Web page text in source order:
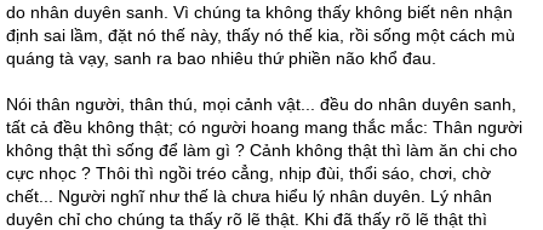
do nhân duyên sanh. Vì chúng ta không thấy không biết nên nhận
định sai lầm, đặt nó thế này, thấy nó thế kia, rồi sống một cách mù
quáng tà vạy, sanh ra bao nhiêu thứ phiền não khổ đau.
Nói thân người, thân thú, mọi cảnh vật... đều do nhân duyên sanh,
tất cả đều không thật; có người hoang mang thắc mắc: Thân người
không thật thì sống để làm gì ? Cảnh không thật thì làm ăn chi cho
cực nhọc ? Thôi thì ngồi tréo cẳng, nhịp đùi, thổi sáo, chơi, chờ
chết... Người nghĩ như thế là chưa hiểu lý nhân duyên. Lý nhân
duyên chỉ cho chúng ta thấy rõ lẽ thật. Khi đã thấy rõ lẽ thật thì